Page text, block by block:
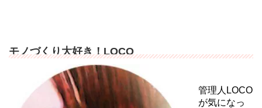
モノづくり大好き！LOCO
管理人LOCO
が気になっ